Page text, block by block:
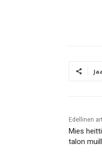
Edellinen
Mies
talon